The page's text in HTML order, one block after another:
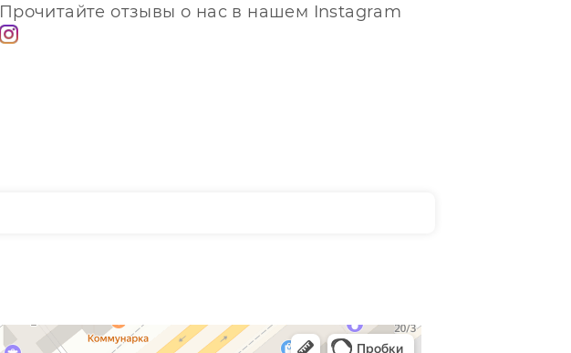
Прочитайте отзывы о нас в нашем Instagram